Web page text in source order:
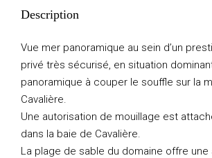
Description
Vue mer panoramique au sein d’un
privé très sécurisé, en situation
panoramique à couper le souffle sur la
Cavalière.
Une autorisation de mouillage est
dans la baie de Cavalière.
La plage de sable du domaine offre une